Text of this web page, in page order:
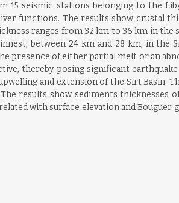
15 seismic stations belonging to the
functions. The results show crustal
ranges from 32 km to 36 km in
between 24 km and 28 km, in the
presence of either partial melt or an
thereby posing significant earthquake
and extension of the Sirt Basin.
results show sediments thicknesses
with surface elevation and Bouguer